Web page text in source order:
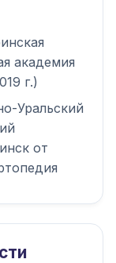
академия
г.)
Уральский
от